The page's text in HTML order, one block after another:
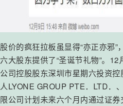
股价的疯狂拉板虽显得“亦正亦邪”
六大股东提供了“圣诞节礼物”。12
公司控股股东深圳市星期六投资
人LYONE GROUP PTE．LTD．
限公司计划未来六个月内通过证券